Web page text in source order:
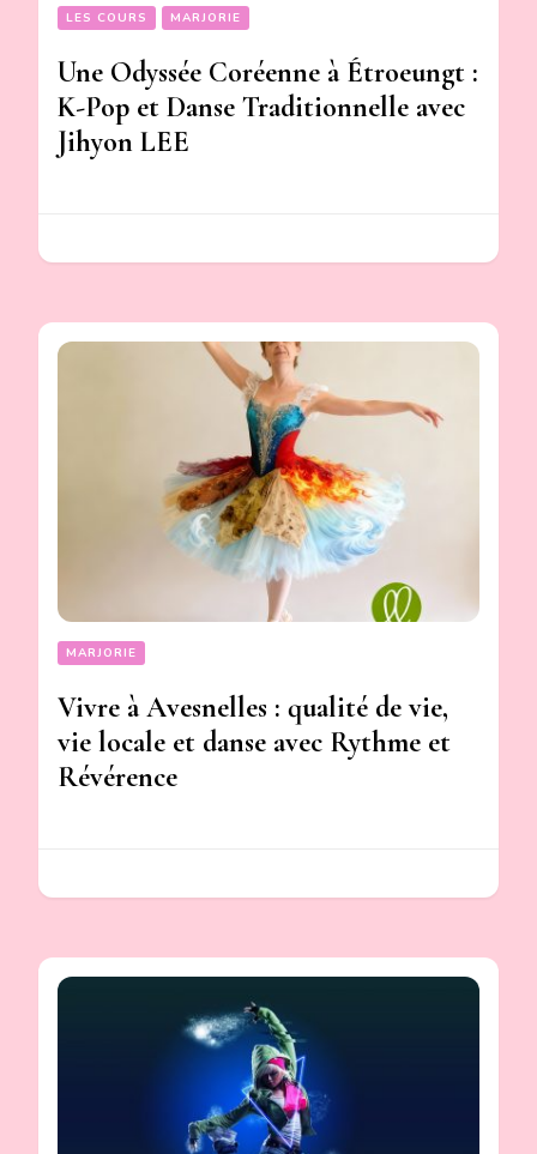
LES COURS MARJORIE
Une Odyssée Coréenne à Étroeungt :
K-Pop et Danse Traditionnelle avec
Jihyon LEE
MARJORIE
Vivre à Avesnelles : qualité de vie,
vie locale et danse avec Rythme et
Révérence